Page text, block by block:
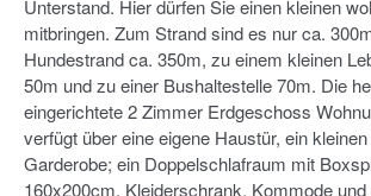
Unterstand. Hier dürfen Sie einen kleinen
mitbringen. Zum Strand sind es nur ca.
Hundestrand ca. 350m, zu einem kleinen
50m und zu einer Bushaltestelle 70m. Die
eingerichtete 2 Zimmer Erdgeschoss
verfügt über eine eigene Haustür, ein
Garderobe; ein Doppelschlafraum mit
160x200cm, Kleiderschrank, Kommode